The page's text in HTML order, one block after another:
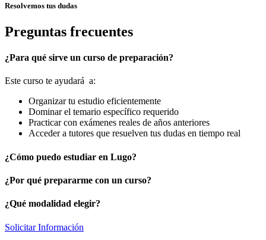
Resolvemos tus dudas
Preguntas frecuentes
¿Para qué sirve un curso de preparación?
Este curso te ayudará a:
Organizar tu estudio eficientemente
Dominar el temario específico requerido
Practicar con exámenes reales de años anteriores
Acceder a tutores que resuelven tus dudas en tiempo real
¿Cómo puedo estudiar en Lugo?
¿Por qué prepararme con un curso?
¿Qué modalidad elegir?
Solicitar Información